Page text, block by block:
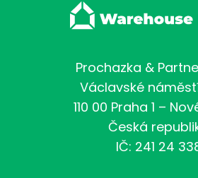
Prochazka &
Václavské
110 00 Praha 1 –
Česká
IČ: 241 24